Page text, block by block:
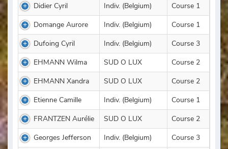
Didier Cyril
Indiv. (Belgium)
Course 1
Domange Aurore
Indiv. (Belgium)
Course 1
Dufoing Cyril
Indiv. (Belgium)
Course 3
EHMANN Wilma
SUD O LUX
Course 2
EHMANN Xandra
SUD O LUX
Course 2
Etienne Camille
Indiv. (Belgium)
Course 1
FRANTZEN Aurélie
SUD O LUX
Course 2
Georges Jefferson
Indiv. (Belgium)
Course 3